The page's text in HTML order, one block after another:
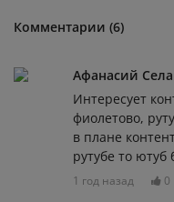
Комментарии (6)
Афанасий
Интересует
фиолетово,
в плане
рутубе то
1 год назад 0